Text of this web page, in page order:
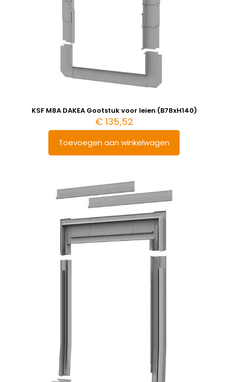
KSF M8A DAKEA Gootstuk voor leien (B78xH140)
€135,52
Toevoegen aan winkelwagen